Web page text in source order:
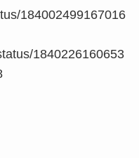
184002499167016
1840226160653